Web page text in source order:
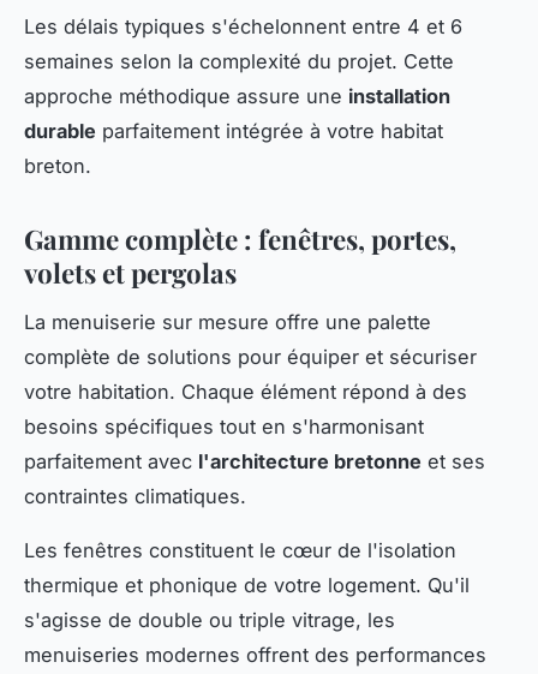
Les délais typiques s'échelonnent entre 4 et 6
semaines selon la complexité du projet. Cette
approche méthodique assure une installation
durable parfaitement intégrée à votre habitat
breton.
Gamme complète : fenêtres, portes,
volets et pergolas
La menuiserie sur mesure offre une palette
complète de solutions pour équiper et sécuriser
votre habitation. Chaque élément répond à des
besoins spécifiques tout en s'harmonisant
parfaitement avec l'architecture bretonne et ses
contraintes climatiques.
Les fenêtres constituent le cœur de l'isolation
thermique et phonique de votre logement. Qu'il
s'agisse de double ou triple vitrage, les
menuiseries modernes offrent des performances